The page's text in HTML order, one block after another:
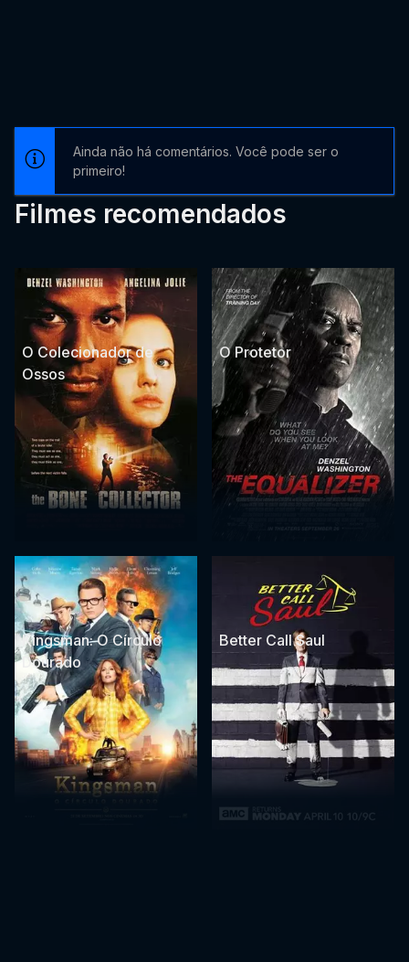
Ainda não há comentários. Você pode ser o
primeiro!
Filmes recomendados
O Colecionador de
Ossos
O Protetor
Kingsman: O Círculo
Dourado
Better Call Saul